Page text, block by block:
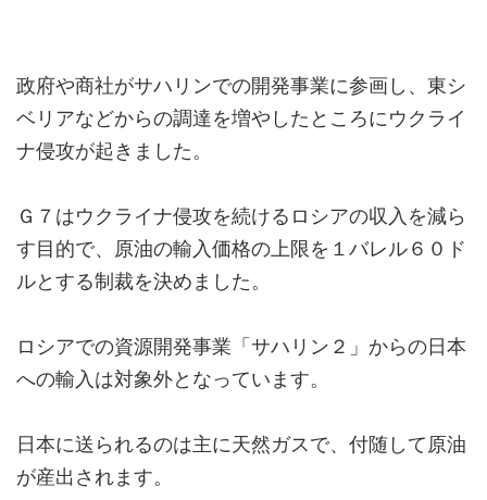
政府や商社がサハリンでの開発事業に参画し、東シ
ベリアなどからの調達を増やしたところにウクライ
ナ侵攻が起きました。
Ｇ７はウクライナ侵攻を続けるロシアの収入を減ら
す目的で、原油の輸入価格の上限を１バレル６０ド
ルとする制裁を決めました。
ロシアでの資源開発事業「サハリン２」からの日本
への輸入は対象外となっています。
日本に送られるのは主に天然ガスで、付随して原油
が産出されます。